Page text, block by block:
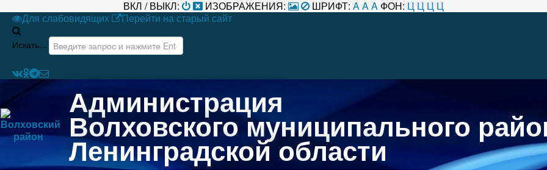
ВКЛ / ВЫКЛ: ИЗОБРАЖЕНИЯ: ШРИФТ: AAA ФОН: Ц Ц Ц Ц
Для слабовидящих
Перейти на старый сайт
Искать...
Администрация
Волховского муниципального
Ленинградской области